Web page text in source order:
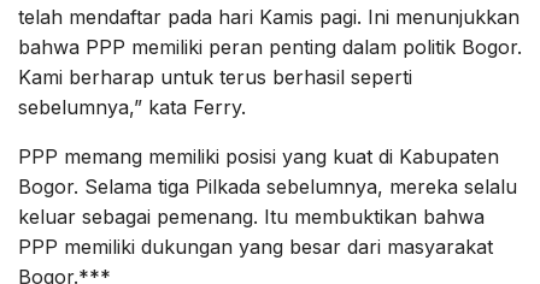
telah mendaftar pada hari Kamis pagi. Ini menunjukkan
bahwa PPP memiliki peran penting dalam politik Bogor.
Kami berharap untuk terus berhasil seperti
sebelumnya,” kata Ferry.
PPP memang memiliki posisi yang kuat di Kabupaten
Bogor. Selama tiga Pilkada sebelumnya, mereka selalu
keluar sebagai pemenang. Itu membuktikan bahwa
PPP memiliki dukungan yang besar dari masyarakat
Bogor.***